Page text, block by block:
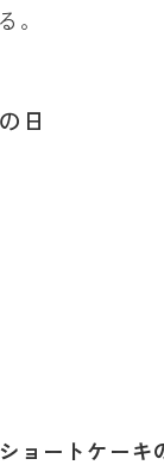
。
日
ョートケーキ